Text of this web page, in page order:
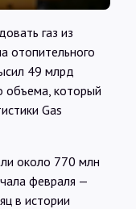
газ из
отопительного
49 млрд
объема, который
Gas
около 770 млн
февраля —
в истории